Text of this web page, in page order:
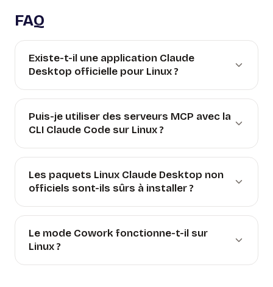
FAQ
Existe-t-il une application Claude
Desktop officielle pour Linux ?
Puis-je utiliser des serveurs MCP avec la
CLI Claude Code sur Linux ?
Les paquets Linux Claude Desktop non
officiels sont-ils sûrs à installer ?
Le mode Cowork fonctionne-t-il sur
Linux ?